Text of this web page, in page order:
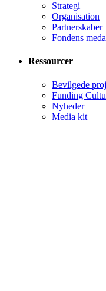
Strategi
Organisation
Partnerskaber
Fondens
Ressourcer
Bevilgede
Funding
Nyheder
Media kit